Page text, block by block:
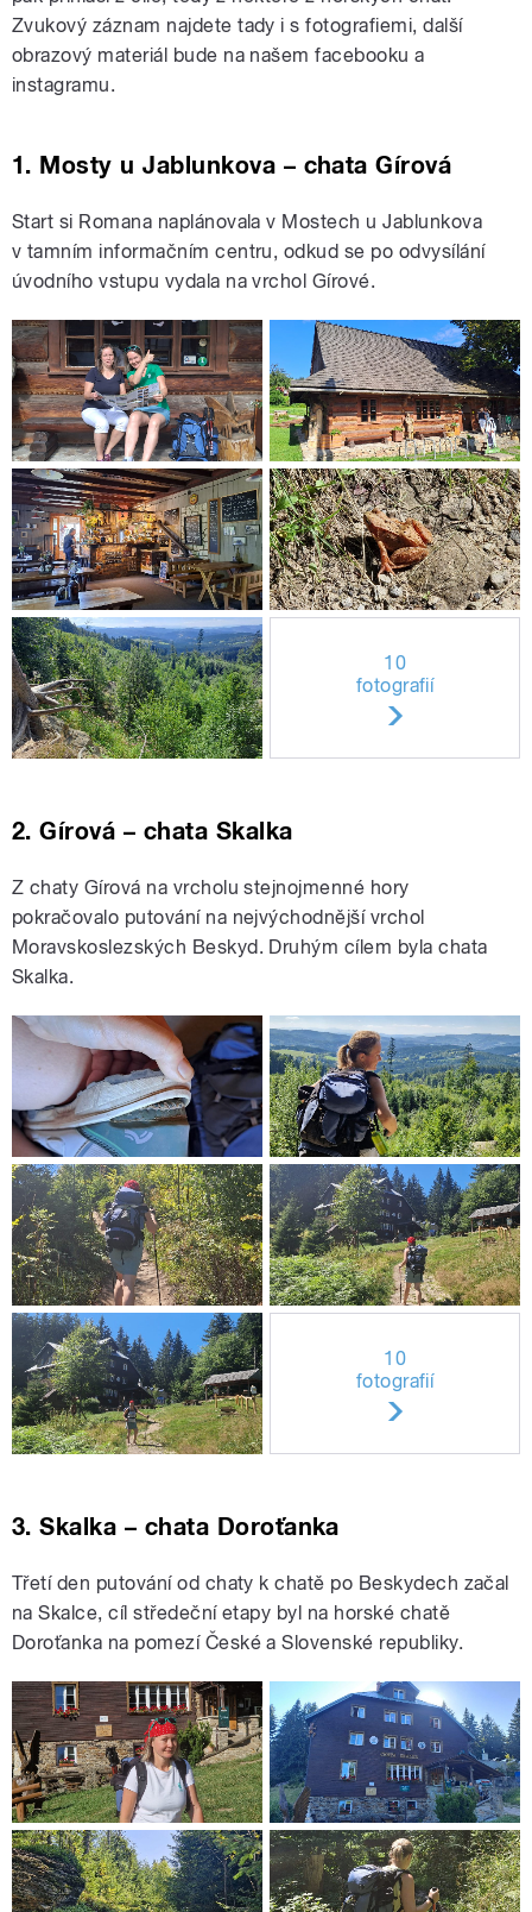
Zvukový záznam najdete tady i s fotografiemi, další
obrazový materiál bude na našem facebooku a
instagramu.
1. Mosty u Jablunkova – chata Gírová
Start si Romana naplánovala v Mostech u Jablunkova
v tamním informačním centru, odkud se po odvysílání
úvodního vstupu vydala na vrchol Gírové.
10
fotografií
2. Gírová – chata Skalka
Z chaty Gírová na vrcholu stejnojmenné hory
pokračovalo putování na nejvýchodnější vrchol
Moravskoslezských Beskyd. Druhým cílem byla chata
Skalka.
10
fotografií
3. Skalka – chata Doroťanka
Třetí den putování od chaty k chatě po Beskydech začal
na Skalce, cíl středeční etapy byl na horské chatě
Doroťanka na pomezí České a Slovenské republiky.